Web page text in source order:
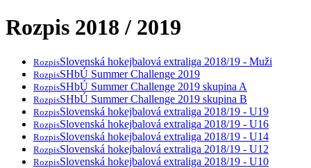
Rozpis 2018 / 2019
RozpisSlovenská hokejbalová extraliga 2018/19 - Muži
RozpisSHbÚ Summer Challenge 2019
RozpisSHbÚ Summer Challenge 2019 skupina A
RozpisSHbÚ Summer Challenge 2019 skupina B
RozpisSlovenská hokejbalová extraliga 2018/19 - U19
RozpisSlovenská hokejbalová extraliga 2018/19 - U16
RozpisSlovenská hokejbalová extraliga 2018/19 - U14
RozpisSlovenská hokejbalová extraliga 2018/19 - U12
RozpisSlovenská hokejbalová extraliga 2018/19 - U10